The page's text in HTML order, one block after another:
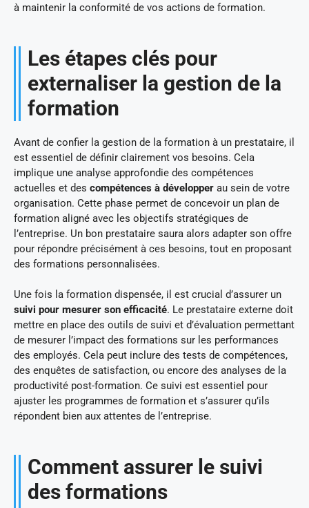
à maintenir la conformité de vos actions de formation.
Les étapes clés pour
externaliser la gestion de la
formation
Avant de confier la gestion de la formation à un prestataire, il
est essentiel de définir clairement vos besoins. Cela
implique une analyse approfondie des compétences
actuelles et des compétences à développer au sein de votre
organisation. Cette phase permet de concevoir un plan de
formation aligné avec les objectifs stratégiques de
l’entreprise. Un bon prestataire saura alors adapter son offre
pour répondre précisément à ces besoins, tout en proposant
des formations personnalisées.
Une fois la formation dispensée, il est crucial d’assurer un
suivi pour mesurer son efficacité. Le prestataire externe doit
mettre en place des outils de suivi et d’évaluation permettant
de mesurer l’impact des formations sur les performances
des employés. Cela peut inclure des tests de compétences,
des enquêtes de satisfaction, ou encore des analyses de la
productivité post-formation. Ce suivi est essentiel pour
ajuster les programmes de formation et s’assurer qu’ils
répondent bien aux attentes de l’entreprise.
Comment assurer le suivi
des formations